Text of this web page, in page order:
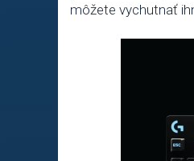
môžete vychutnať